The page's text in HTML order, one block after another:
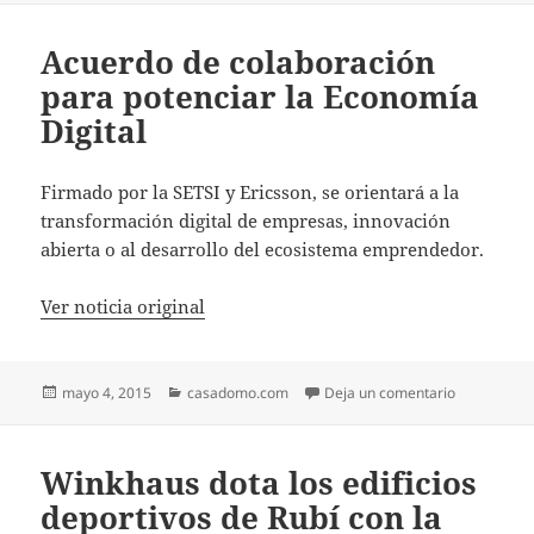
Acuerdo de colaboración
para potenciar la Economía
Digital
Firmado por la SETSI y Ericsson, se orientará a la
transformación digital de empresas, innovación
abierta o al desarrollo del ecosistema emprendedor.
Ver noticia original
Publicado
mayo 4, 2015 Categorías
casadomo.com Deja un comentarioen
Winkhaus dota los edificios
deportivos de Rubí con la